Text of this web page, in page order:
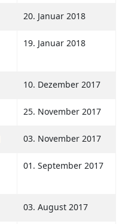
20. Januar 2018
19. Januar 2018
10. Dezember 2017
25. November 2017
03. November 2017
01. September 2017
03. August 2017